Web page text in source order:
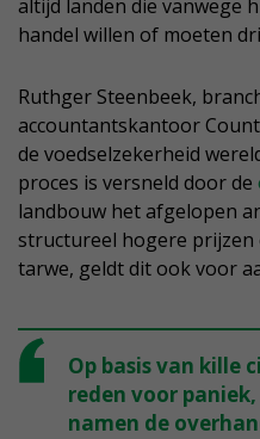
altijd landen die vanwege
handel willen of moeten
Ruthger Steenbeek,
accountantskantoor
de voedselzekerheid
proces is versneld door de
landbouw het afgelopen
structureel hogere
tarwe, geldt dit ook voor
Op basis van kille
reden voor
namen de